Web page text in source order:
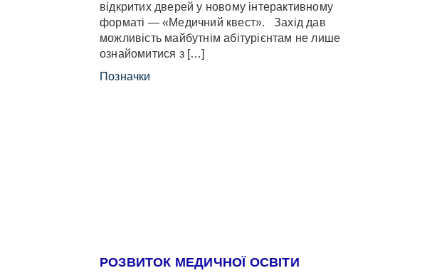
відкритих дверей у новому інтерактивному
форматі — «Медичний квест». Захід дав
можливість майбутнім абітурієнтам не лише
ознайомитися з […]
Позначки
РОЗВИТОК МЕДИЧНОЇ ОСВІТИ